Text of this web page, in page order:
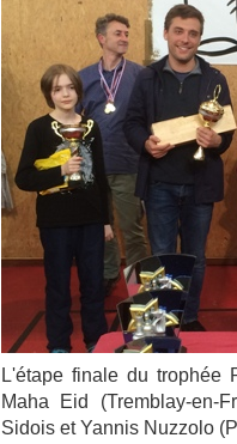
L'étape finale du trophée
Maha Eid (Tremblay-en-
Sidois et Yannis Nuzzolo